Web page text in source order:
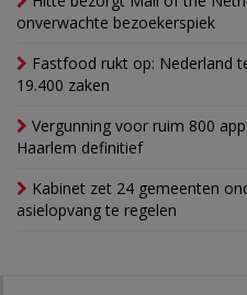
onverwachte bezoekerspiek
Fastfood rukt op: Nederland
19.400 zaken
Vergunning voor ruim 800
Haarlem definitief
Kabinet zet 24 gemeenten
asielopvang te regelen